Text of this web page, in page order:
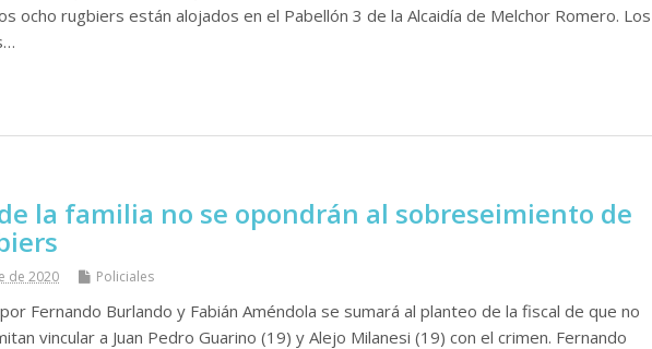
ocho rugbiers están alojados en el Pabellón 3 de la Alcaidía de Melchor Romero. Los
la familia no se opondrán al sobreseimiento de
de 2020 Policiales
Fernando Burlando y Fabián Améndola se sumará al planteo de la fiscal de que no
vincular a Juan Pedro Guarino (19) y Alejo Milanesi (19) con el crimen. Fernando